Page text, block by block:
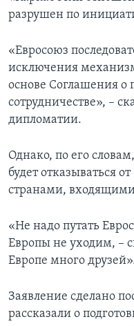
разрушен по
«Евросоюз
исключения
основе Соглашения о
сотрудничестве», –
дипломатии.
Однако, по его
будет отказываться
странами,
«Не надо путать
Европы не уходим, –
Европе много
Заявление сделано
рассказали о